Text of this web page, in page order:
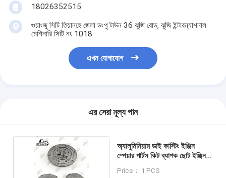
18026352515
গুয়াংজু সিটি তিয়ানহে জেলা ডংপু টাউন 36 ঝুজি রোড, ঝুজি ইন্টারন্যাশনাল
মেশিনারি সিটি নং 1018
এখন যোগাযোগ
এর সেরা মূল্য পান
অ্যালুমিনিয়াম ডাই কাস্টিং ইঞ্জিন
স্পেয়ার পার্টস কিট ব্যাপক ছোট ইঞ্জিন
Price： 1 PCS